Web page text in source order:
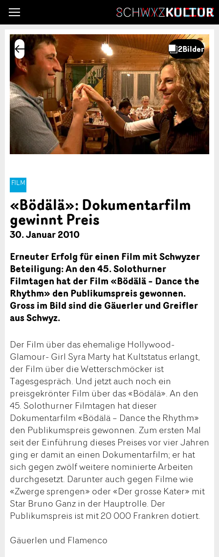
FILM
«Bödälä»: Dokumentarfilm
gewinnt Preis
30. Januar 2010
Erneuter Erfolg für einen Film mit Schwyzer
Beteiligung: An den 45. Solothurner
Filmtagen hat der Film «Bödälä – Dance the
Rhythm» den Publikumspreis gewonnen.
Gross im Bild sind die Gäuerler und Greifler
aus Schwyz.
Der Film über das ehemalige Hollywood-
Glamour- Girl Syra Marty hat Kultstatus erlangt,
der Film über die Wetterschmöcker ist
Tagesgespräch. Und jetzt auch noch ein
preisgekrönter Film über das «Bödälä». An den
45. Solothurner Filmtagen hat dieser
Dokumentarfilm «Bödälä – Dance the Rhythm»
den Publikumspreis gewonnen. Zum ersten Mal
seit der Einführung dieses Preises vor vier Jahren
ging er damit an einen Dokumentarfilm; er hat
sich gegen zwölf weitere nominierte Arbeiten
durchgesetzt. Darunter auch gegen Filme wie
«Zwerge sprengen» oder «Der grosse Kater» mit
Star Bruno Ganz in der Hauptrolle. Der
Publikumspreis ist mit 20 000 Frankren dotiert.
Gäuerlen und Flamenco